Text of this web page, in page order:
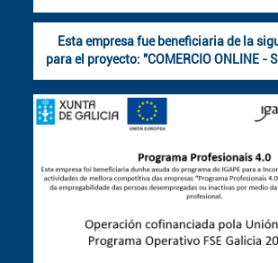
Esta empresa fue beneficiaria de la
para el proyecto: "COMERCIO ONLINE -